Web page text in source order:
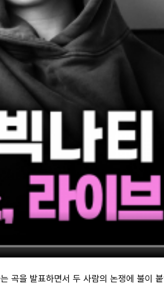
곡을 발표하면서 두 사람의 논쟁에 불이